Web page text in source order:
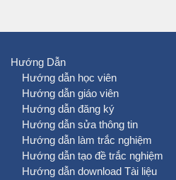
Hướng Dẫn
Hướng dẫn học viên
Hướng dẫn giáo viên
Hướng dẫn đăng ký
Hướng dẫn sửa thông tin
Hướng dẫn làm trắc nghiệm
Hướng dẫn tạo đề trắc nghiệm
Hướng dẫn download Tài liệu